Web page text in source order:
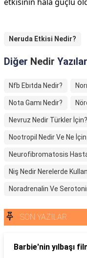
Neruda Etkisi Nedir?
Diğer Nedir
Nfb Ebıtda Nedir?
Nota Gamı Nedir?
Nevruz Nedir Türkler İçin?
Nootropil Nedir Ve Ne İçin
Neurofibromatosis
Niş Nedir Nerelerde
Noradrenalin Ve
SON YAZILAR
Barbie'nin yılbaşı